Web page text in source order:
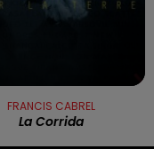
FRANCIS CABREL
La Corrida